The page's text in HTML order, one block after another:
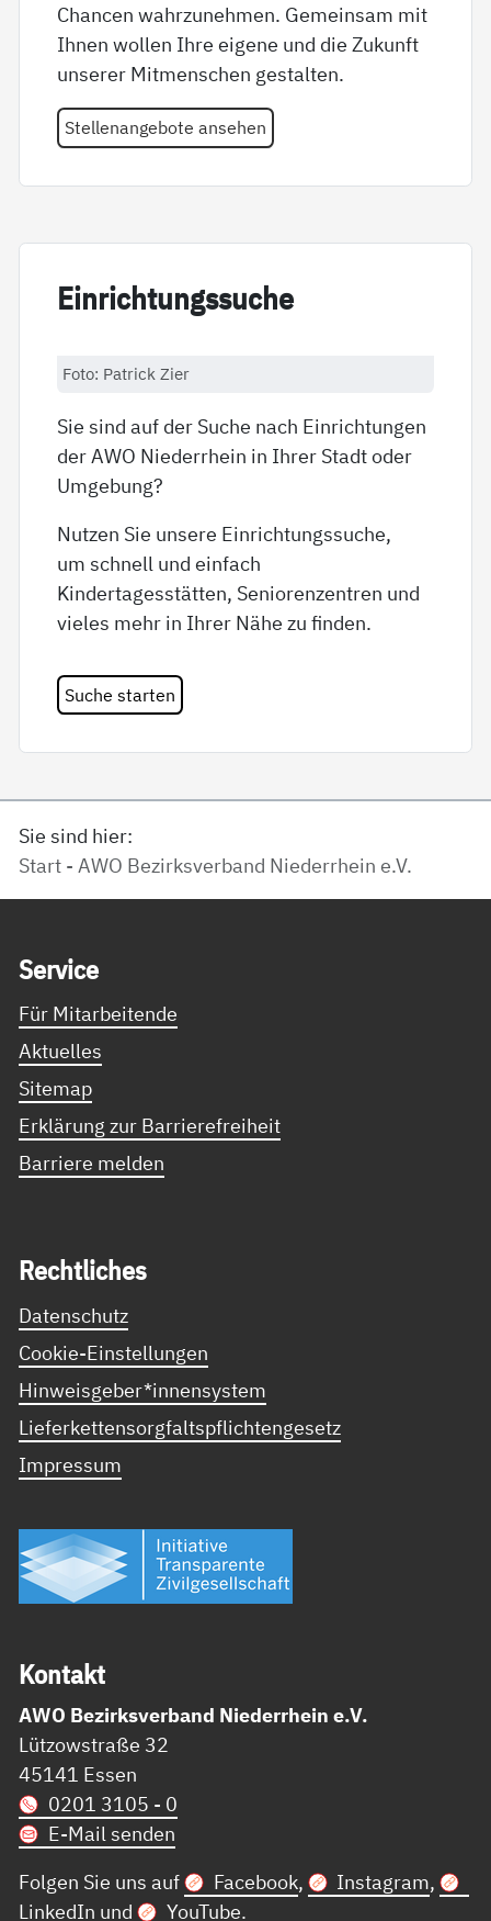
Chancen wahrzunehmen. Gemeinsam mit
Ihnen wollen Ihre eigene und die Zukunft
unserer Mitmenschen gestalten.
Stellenangebote ansehen
Ein­rich­tungs­su­che
Foto: Patrick Zier
Sie sind auf der Suche nach Einrichtungen
der AWO Niederrhein in Ihrer Stadt oder
Umgebung?
Nutzen Sie unsere Einrichtungssuche,
um schnell und einfach
Kindertagesstätten, Seniorenzentren und
vieles mehr in Ihrer Nähe zu finden.
Suche starten
Sie sind hier:
Start - AWO Bezirksverband Niederrhein e.V.
Ser­vice
Für Mitarbeitende
Aktuelles
Sitemap
Erklärung zur Barrierefreiheit
Barriere melden
Recht­li­ches
Datenschutz
Cookie-Einstellungen
Hinweisgeber*innensystem
Lieferkettensorgfaltspflichtengesetz
Impressum
Kon­takt
AWO Bezirksverband Niederrhein e.V.
Lützowstraße 32
45141 Essen
0201 3105 - 0
E-Mail senden
Folgen Sie uns auf
Facebook, Instagram,
LinkedIn und YouTube.